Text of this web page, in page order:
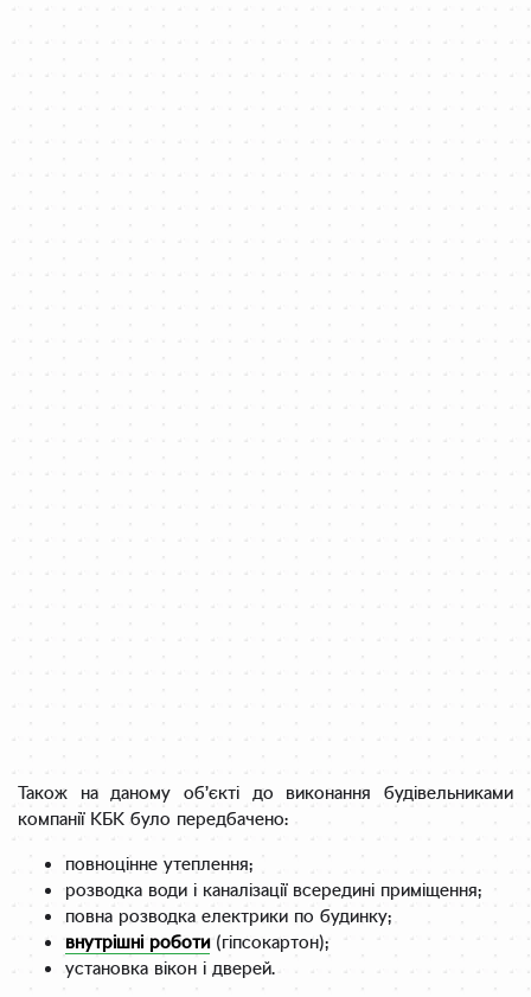
Також на даному об’єкті до виконання будівельниками
компанії КБК було передбачено:
повноцінне утеплення;
розводка води і каналізації всередині приміщення;
повна розводка електрики по будинку;
внутрішні роботи(гіпсокартон);
установка вікон і дверей.